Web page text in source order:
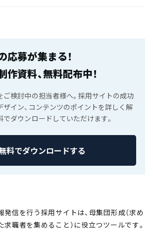
応募が集まる！
資料、無料配布中！
ご検討中の担当者様へ。採用サイトの成功
イン、コンテンツのポイントを詳しく解
ダウンロードしていただけます。
料でダウンロードする
信を行う採用サイトは、母集団形成（求め
職者を集めること）に役立つツールです。